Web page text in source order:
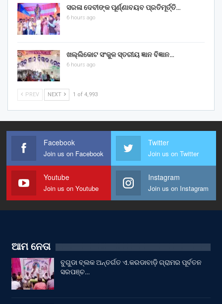
ସରଳା ଦେବୀଙ୍କ ପୂର୍ଣ୍ଣାବୟବ ପ୍ରତିମୂର୍ତ୍ତି…
6 hours ago
ଖଲ୍ଲିକୋଟ ସଂକୁଳ ସ୍ତରୀୟ ଜ୍ଞାନ ବିଜ୍ଞାନ…
6 hours ago
PREV NEXT 1 of 4,993
Facebook
Join us on Facebook
Twitter
Join us on Twitter
Youtube
Join us on Youtube
Instagram
Join us on Instagram
ଆମ ନେତା
ବୁଗୁଡା ବ୍ଲକ ଅନ୍ତର୍ଗତ ଏ.କରଡାବାଡ଼ି ଗ୍ରାମର ପୂର୍ବତନ
ସରପଞ୍ଚ…